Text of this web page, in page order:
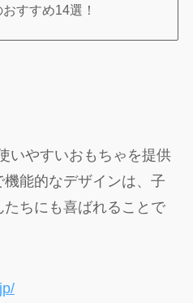
すすめ14選！
いやすいおもちゃを提供
能的なデザインは、子
ちにも喜ばれることで